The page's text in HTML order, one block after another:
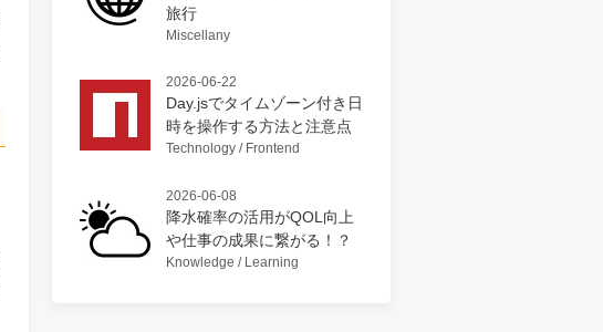
旅行
Miscellany
2026-06-22
Day.jsでタイムゾーン付き日
時を操作する方法と注意点
Technology / Frontend
2026-06-08
降水確率の活用がQOL向上
や仕事の成果に繋がる！？
Knowledge / Learning